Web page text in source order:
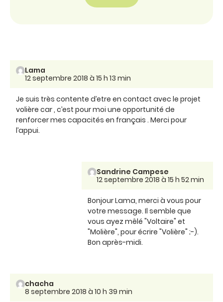
Lama
12 septembre 2018 à 15 h 13 min
Je suis très contente d’etre en contact avec le projet
volière car , c’est pour moi une opportunité de
renforcer mes capacités en français . Merci pour
l’appui.
Sandrine Campese
12 septembre 2018 à 15 h 52 min
Bonjour Lama, merci à vous pour
votre message. Il semble que
vous ayez mêlé "Voltaire" et
"Molière", pour écrire "Volière" ;-).
Bon après-midi.
chacha
8 septembre 2018 à 10 h 39 min